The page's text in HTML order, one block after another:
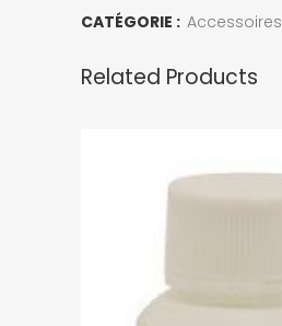
CATÉGORIE : Accessoires
Related Products